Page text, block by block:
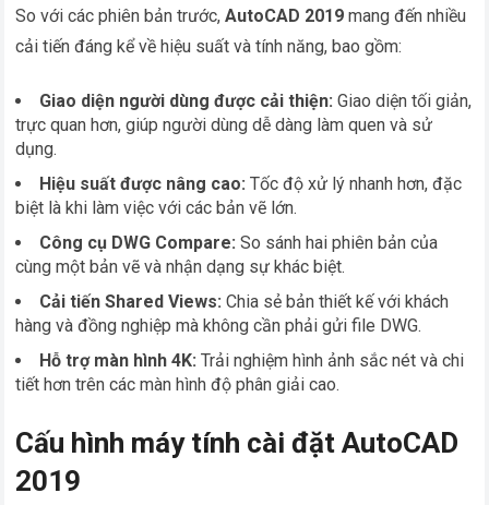
So với các phiên bản trước,AutoCAD 2019 mang đến nhiều
cải tiến đáng kể về hiệu suất và tính năng, bao gồm:
Giao diện người dùng được cải thiện: Giao diện tối giản,
trực quan hơn, giúp người dùng dễ dàng làm quen và sử
dụng.
Hiệu suất được nâng cao: Tốc độ xử lý nhanh hơn, đặc
biệt là khi làm việc với các bản vẽ lớn.
Công cụ DWG Compare: So sánh hai phiên bản của
cùng một bản vẽ và nhận dạng sự khác biệt.
Cải tiến Shared Views: Chia sẻ bản thiết kế với khách
hàng và đồng nghiệp mà không cần phải gửi file DWG.
Hỗ trợ màn hình 4K: Trải nghiệm hình ảnh sắc nét và chi
tiết hơn trên các màn hình độ phân giải cao.
Cấu hình máy tính cài đặt AutoCAD
2019